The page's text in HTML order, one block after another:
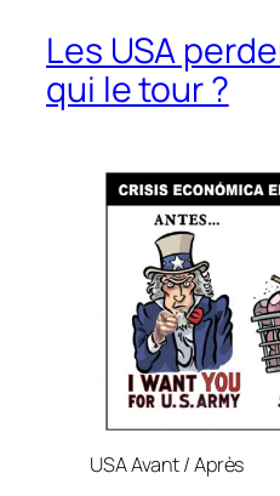
Les USA
qui le tour ?
USA Avant / Après